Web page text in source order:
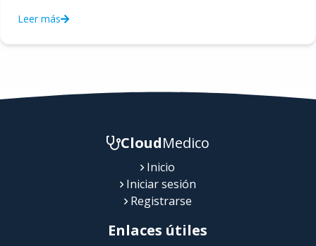
Leer más
CloudMedico
Inicio
Iniciar sesión
Registrarse
Enlaces útiles